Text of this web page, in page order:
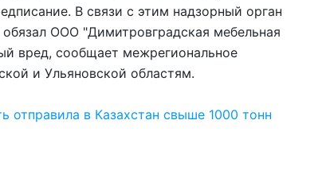
В связи с этим надзорный орган
ООО "Димитровградская мебельная
вред, сообщает межрегиональное
и Ульяновской областям.
отправила в Казахстан свыше 1000 тонн